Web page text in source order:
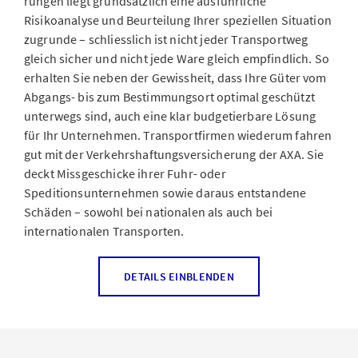
das finanzielle Risiko möglicher Schäden oder Verluste
budgetierbar – unabhängig davon, ob die
transportierten Waren zwischen Aarau und Biel
unterwegs sind oder von Abu Dhabi nach Bangalore
geflogen werden.
Für Transportfirmen
Als Fuhr- und Speditionsunternehmen oder auch als
Lagerhaltungsbetrieb ist es Ihre oberste Priorität, die
Ihnen anvertrauten Güter unversehrt und pünktlich ans
aufgrund einer Fehldisposition nicht eingehalten
Risikoanalyse und Beurteilung Ihrer speziellen Situation
zugrunde – schliesslich ist nicht jeder Transportweg
gleich sicher und nicht jede Ware gleich empfindlich. So
erhalten Sie neben der Gewissheit, dass Ihre Güter vom
Abgangs-­ bis zum Bestimmungsort optimal geschützt
unterwegs sind, auch eine klar budgetierbare Lösung
für Ihr Unternehmen. Transportfirmen wiederum fahren
gut mit der Verkehrshaftungsversicherung der AXA. Sie
deckt Missgeschicke ihrer Fuhr- oder
Speditionsunternehmen sowie daraus entstandene
Schäden – sowohl bei nationalen als auch bei
internationalen Transporten.
Warentransportversicherung
DETAILS EINBLENDEN